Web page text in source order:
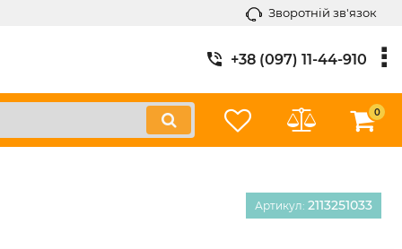
Зворотній зв'язок
+38 (097) 11-44-910
0
Артикул: 2113251033